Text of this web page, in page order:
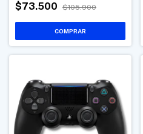
$73.500 $105.900